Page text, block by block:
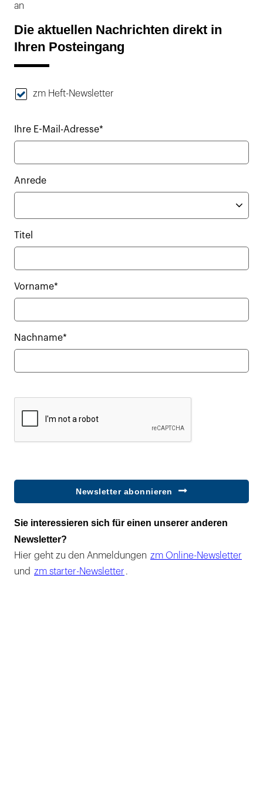
an
Die aktuellen Nachrichten direkt in
Ihren Posteingang
zm Heft-Newsletter
Ihre E-Mail-Adresse*
Anrede
Titel
Vorname*
Nachname*
Newsletter abonnieren
Sie interessieren sich für einen unserer anderen
Newsletter?
Hier geht zu den Anmeldungen zm Online-Newsletter
und zm starter-Newsletter .